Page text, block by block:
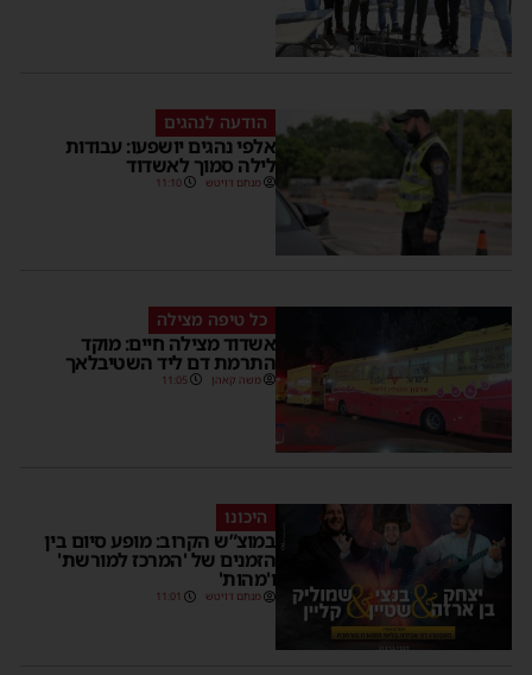
הודעה לנהגים
אלפי נהגים יושפעו: עבודות
לילה סמוך לאשדוד
מנחם דויטש 11:10
כל טיפה מצילה
אשדוד מצילה חיים: מוקד
התרמת דם ליד השטיבלאך
משה קאהן 11:05
היכונו
במוצ”ש הקרוב: מופע סיום בין
הזמנים של 'המרכז למורשת'
ו'מהות'
מנחם דויטש 11:01